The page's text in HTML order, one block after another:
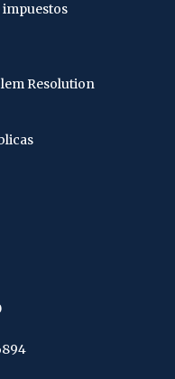
Resolution